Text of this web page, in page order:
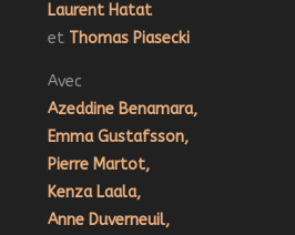
Laurent Hatat
et Thomas Piasecki
Avec
Azeddine Benamara,
Emma Gustafsson,
Pierre Martot,
Kenza Laala,
Anne Duverneuil,